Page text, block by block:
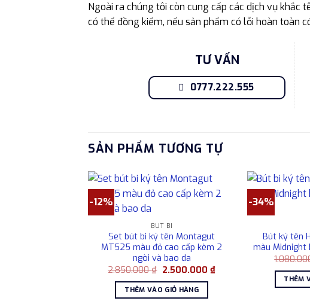
Ngoài ra chúng tôi còn cung cấp các dịch vụ khắc
có thể đồng kiểm, nếu sản phẩm có lỗi hoàn toàn
TƯ VẤN
0777.222.555
SẢN PHẨM TƯƠNG TỰ
-12%
BÚT BI
Set bút bi ký tên Montagut
MT525 màu đỏ cao cấp kèm 2
ngòi và bao da
2.850.000₫ Giá
là:
2.850.000 ₫.
2.500.000 ₫Giá
THÊM VÀO GIỎ HÀNG
-34%
Bút ký tên
màu Midnight
THÊM